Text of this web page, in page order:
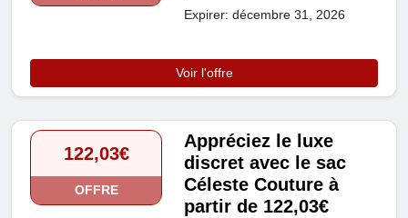
Expirer: décembre 31, 2026
Voir l'offre
122,03€
OFFRE
Appréciez le luxe
discret avec le sac
Céleste Couture à
partir de 122,03€